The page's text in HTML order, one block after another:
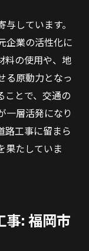
しています。
企業の活性化に
料の使用や、地
る原動力となっ
ことで、交通の
一層活発になり
路工事に留まら
果たしていま
事: 福岡市